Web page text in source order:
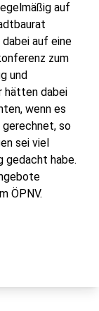
auf
auf eine
zum
und
hätten dabei
wenn es
so
sei viel
gedacht habe.
ÖPNV.